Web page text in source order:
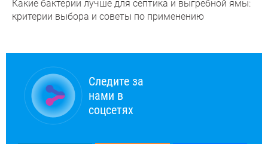
Какие бактерии лучше для септика и выгребной ямы:
критерии выбора и советы по применению
Следите за
нами в
соцсетях